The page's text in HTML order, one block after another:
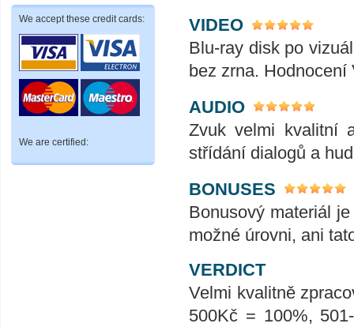
We accept these credit cards:
We are certified:
VIDEO
Blu-ray disk po
bez zrna. Hodnocení
AUDIO
Zvuk velmi kvalitní
střídání dialogů a
BONUSES
Bonusový materiál
možné úrovni, ani
VERDICT
Velmi kvalitně
500Kč = 100%,